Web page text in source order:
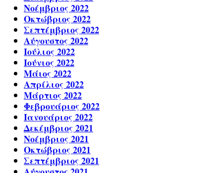
Νοέμβριος 2022
Οκτώβριος 2022
Σεπτέμβριος 2022
Αύγουστος 2022
Ιούλιος 2022
Ιούνιος 2022
Μάιος 2022
Απρίλιος 2022
Μάρτιος 2022
Φεβρουάριος 2022
Ιανουάριος 2022
Δεκέμβριος 2021
Νοέμβριος 2021
Οκτώβριος 2021
Σεπτέμβριος 2021